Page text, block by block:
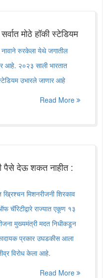
मोठे हॉकी स्टेडियम
रुरकेला येथे जगातील
आहे. २०२३ साली भारतात
उभारले जाणार आहे
Read More
पैसे देऊ शकत नाहीत :
मिशनरीजनी शिरकाव
राज्यात एकूण १३
मुख्यमंत्री मदत निधीकडून
प्रकार उघडकीस आला
विरोध केला आहे.
Read More